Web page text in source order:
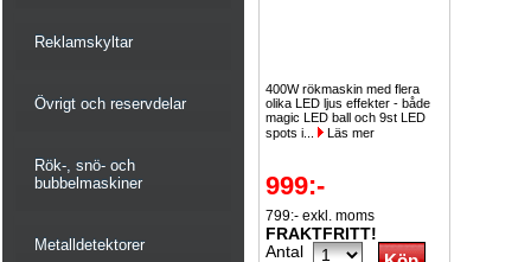
Reklamskyltar
Övrigt och reservdelar
Rök-, snö- och
bubbelmaskiner
Metalldetektorer
400W rökmaskin med flera
olika LED ljus effekter - både
magic LED ball och 9st LED
spots i...
Läs mer
999:-
799:- exkl. moms
FRAKTFRITT!
Antal